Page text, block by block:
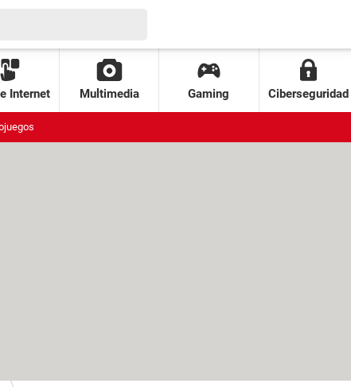
Internet Multimedia Gaming Ciberseguridad